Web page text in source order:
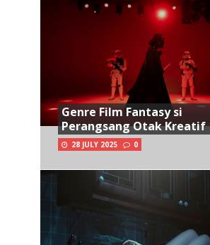
Genre Film Fantasy si
Perangsang Otak Kreatif
28 JULY 2025 0